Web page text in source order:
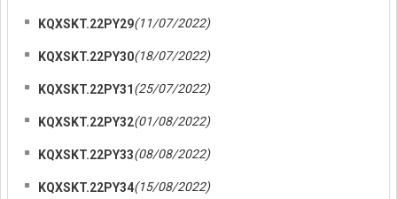
KQXSKT.22PY29(11/07/2022)
KQXSKT.22PY30(18/07/2022)
KQXSKT.22PY31 (25/07/2022)
KQXSKT.22PY32(01/08/2022)
KQXSKT.22PY33(08/08/2022)
KQXSKT.22PY34(15/08/2022)